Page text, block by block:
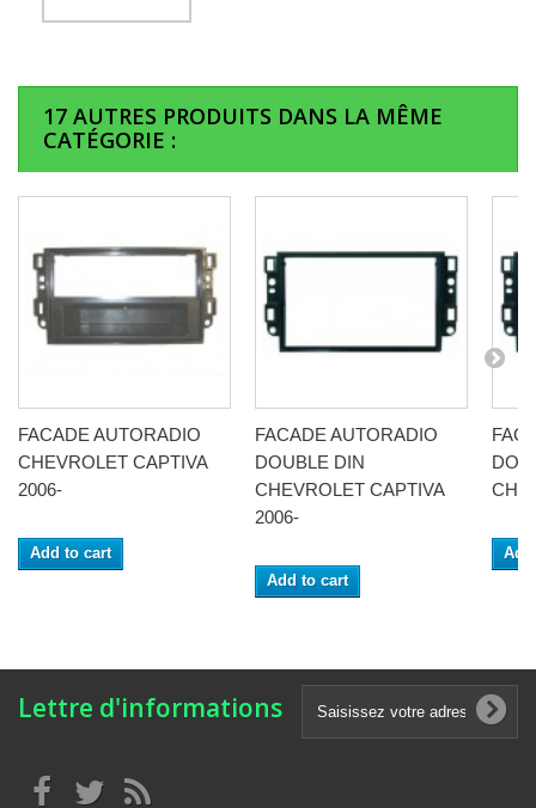
17 AUTRES PRODUITS DANS LA MÊME
CATÉGORIE :
FACADE AUTORADIO
CHEVROLET CAPTIVA
2006-
Add to cart
FACADE AUTORADIO
DOUBLE DIN
CHEVROLET CAPTIVA
2006-
Add to cart
Lettre d'informations